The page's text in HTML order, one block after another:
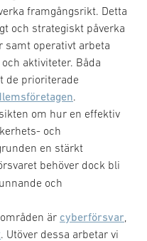
framgångsrikt. Detta
och strategiskt påverka
operativt arbeta
aktiviteter. Båda
de prioriterade
.
om hur en effektiv
och
en stärkt
behöver dock bli
och
är cyberförsvar
. Utöver dessa arbetar vi